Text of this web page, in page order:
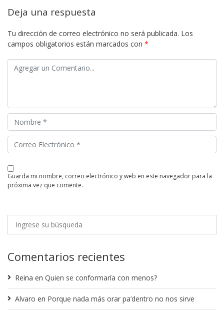
Deja una respuesta
Tu dirección de correo electrónico no será publicada. Los
campos obligatorios están marcados con *
guarda mi nombre, correo electrónico y web en este navegador para la
próxima vez que comente.
Comentarios recientes
Reina en Quien se conformaría con menos?
Alvaro en Porque nada más orar pa’dentro no nos sirve